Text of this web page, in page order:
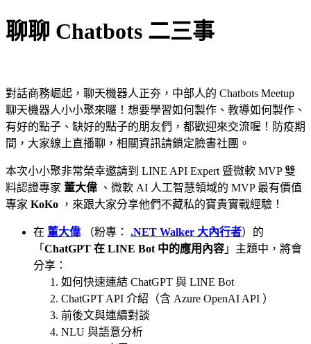
聊聊 Chatbots 二三事
對話商務崛起，聊天機器人正夯，中部人的 Chatbots Meetup
聊天機器人小小聚來囉！想要學習如何製作、教導如何製作、
有好的點子、缺好的點子的朋友們，都歡迎來交流喔！防疫期
間，大家線上直播聊，相關資訊請鎖定臉書社團。
本次小小聚非常榮幸邀請到 LINE API Expert 暨微軟 MVP 雙
料認證專家 董大偉 、微軟 AI 人工智慧領域的 MVP 最有價值
專家 KoKo ，來跟大家分享他們不藏私的寶貴實戰經驗！
在 董大偉 （粉專： .NET Walker 大內行者）的
「 ChatGPT 在 LINE Bot 中的應用內容 」主題中，將會
分享：
如何快速連結 ChatGPT 與 LINE Bot
ChatGPT API 介紹（含 Azure OpenAI API ）
前後文與連續對談
NLU 與語意分析